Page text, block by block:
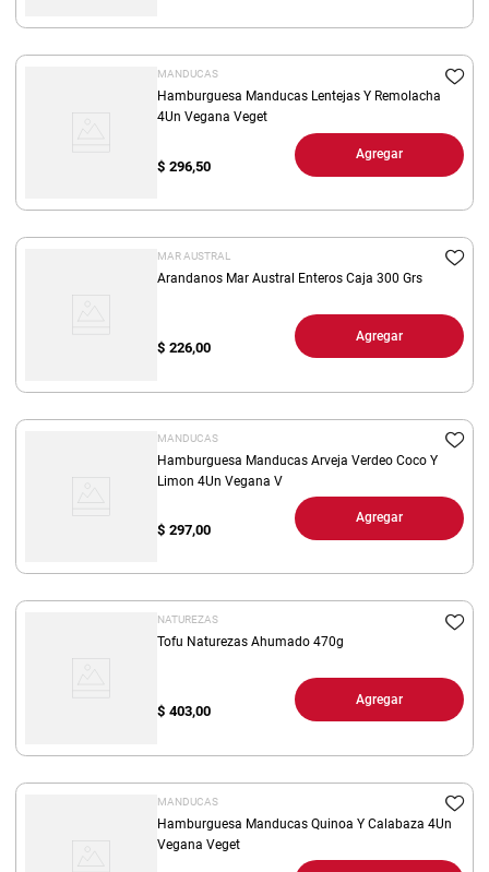
MANDUCAS
Hamburguesa Manducas Lentejas Y Remolacha
4Un Vegana Veget
$ 296,50
Agregar
MAR AUSTRAL
Arandanos Mar Austral Enteros Caja 300 Grs
$ 226,00
Agregar
MANDUCAS
Hamburguesa Manducas Arveja Verdeo Coco Y
Limon 4Un Vegana V
$ 297,00
Agregar
NATUREZAS
Tofu Naturezas Ahumado 470g
$ 403,00
Agregar
MANDUCAS
Hamburguesa Manducas Quinoa Y Calabaza 4Un
Vegana Veget